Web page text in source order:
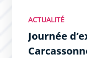
ACTUALITÉ
Journée